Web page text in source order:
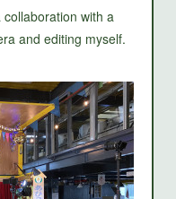
with a
and editing myself.